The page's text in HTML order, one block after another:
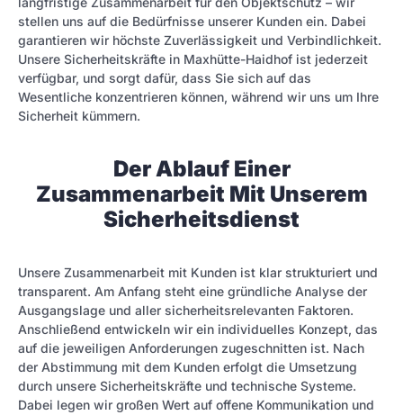
stellen uns auf die Bedürfnisse unserer Kunden ein. Dabei
garantieren wir höchste Zuverlässigkeit und Verbindlichkeit.
Unsere Sicherheitskräfte in Maxhütte-Haidhof ist jederzeit
verfügbar, und sorgt dafür, dass Sie sich auf das
Wesentliche konzentrieren können, während wir uns um Ihre
Sicherheit kümmern.
Der Ablauf Einer
Zusammenarbeit Mit Unserem
Sicherheitsdienst
Unsere Zusammenarbeit mit Kunden ist klar strukturiert und
transparent. Am Anfang steht eine gründliche Analyse der
Ausgangslage und aller sicherheitsrelevanten Faktoren.
Anschließend entwickeln wir ein individuelles Konzept, das
auf die jeweiligen Anforderungen zugeschnitten ist. Nach
der Abstimmung mit dem Kunden erfolgt die Umsetzung
durch unsere Sicherheitskräfte und technische Systeme.
Dabei legen wir großen Wert auf offene Kommunikation und